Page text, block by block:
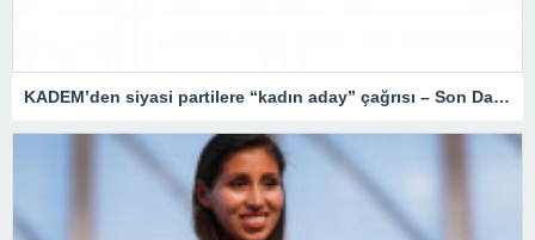
KADEM’den siyasi partilere “kadın aday” çağrısı – Son Dakika Türkiye Haberleri